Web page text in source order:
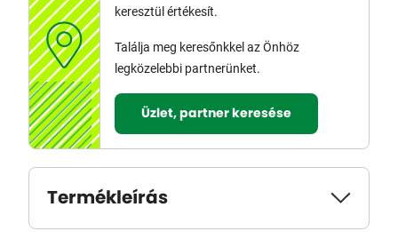
keresztül értékesít.
Találja meg keresőnkkel az Önhöz
legközelebbi partnerünket.
Üzlet, partner keresése
Termékleírás